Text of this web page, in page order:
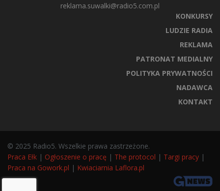
reklama.suwalki@radio5.com.pl
KONKURSY
LUDZIE RADIA
REKLAMA
PATRONAT MEDIALNY
POLITYKA PRYWATNOŚCI
NADAWCA
KONTAKT
© 2025 Radio5. Wszelkie prawa zastrzeżone.
Praca Ełk | Ogłoszenie o pracę | The protocol | Targi pracy |
Praca na Gowork.pl | Kwiaciarnia Laflora.pl